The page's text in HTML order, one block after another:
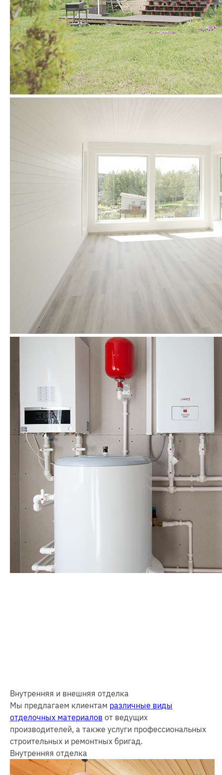
Внутренняя и внешняя отделка
Мы предлагаем клиентам различные виды
отделочных материалов от ведущих
производителей, а также услуги профессиональных
строительных и ремонтных бригад.
Внутренняя отделка